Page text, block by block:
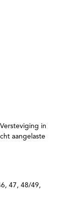
in
aangelaste
47, 48/49,